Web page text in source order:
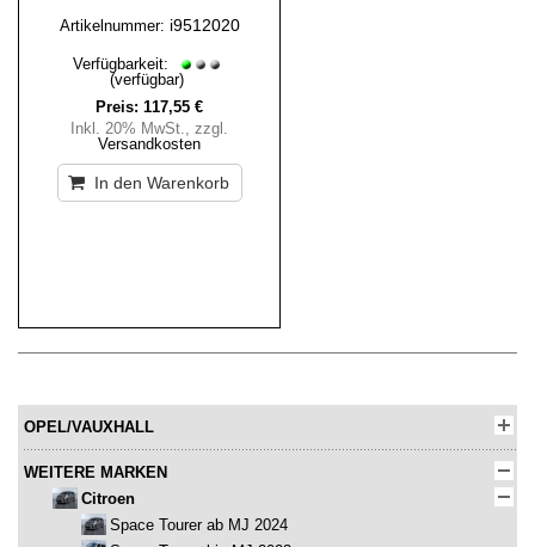
Artikelnummer: i9512020
Verfügbarkeit:
(verfügbar)
Preis: 117,55 €
Inkl. 20% MwSt., zzgl.
Versandkosten
In den Warenkorb
OPEL/VAUXHALL
WEITERE MARKEN
Citroen
Space Tourer ab MJ 2024